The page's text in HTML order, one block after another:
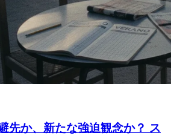
先か、新たな強迫観念か？ ス